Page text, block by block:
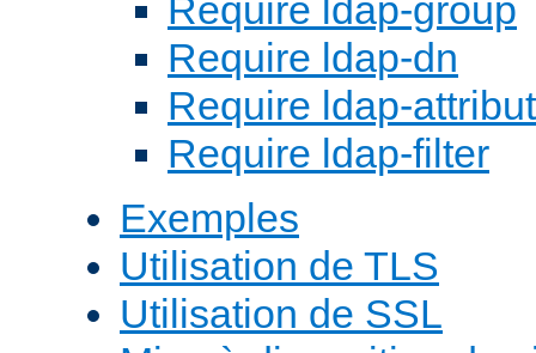
Require ldap-group
Require ldap-dn
Require ldap-
Require ldap-filter
Exemples
Utilisation de TLS
Utilisation de SSL